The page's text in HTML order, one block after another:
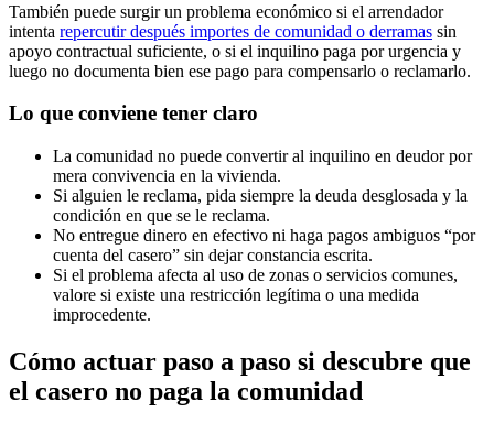
También puede surgir un problema económico si el arrendador
intenta repercutir después importes de comunidad o derramas sin
apoyo contractual suficiente, o si el inquilino paga por urgencia y
luego no documenta bien ese pago para compensarlo o reclamarlo.
Lo que conviene tener claro
La comunidad no puede convertir al inquilino en deudor por
mera convivencia en la vivienda.
Si alguien le reclama, pida siempre la deuda desglosada y la
condición en que se le reclama.
No entregue dinero en efectivo ni haga pagos ambiguos “por
cuenta del casero” sin dejar constancia escrita.
Si el problema afecta al uso de zonas o servicios comunes,
valore si existe una restricción legítima o una medida
improcedente.
Cómo actuar paso a paso si descubre que
el casero no paga la comunidad